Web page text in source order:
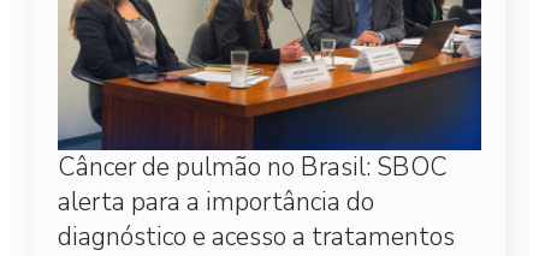
Câncer de pulmão no Brasil: SBOC
alerta para a importância do
diagnóstico e acesso a tratamentos